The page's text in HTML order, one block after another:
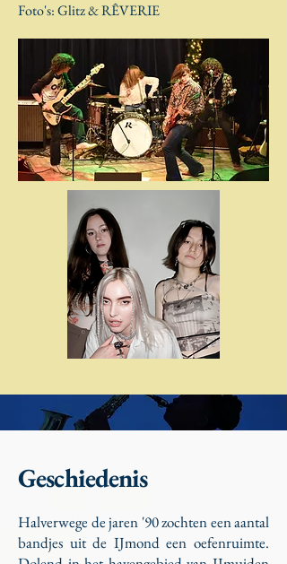
Foto's: Glitz &RÊVERIE
Halverwege de jaren '90 zochten een aantal
bandjes uit de IJmond een oefenruimte.
Geschiedenis